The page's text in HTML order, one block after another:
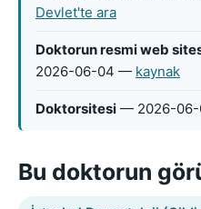
Devlet'te ara
Doktorun resmi web
2026-06-04 — kaynak
Doktorsitesi — 2026-
Bu doktorun